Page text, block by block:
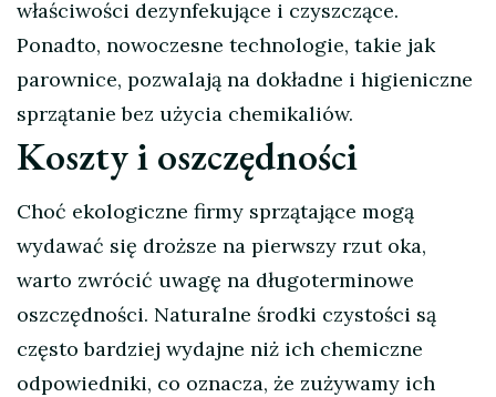
właściwości dezynfekujące i czyszczące.
Ponadto, nowoczesne technologie, takie jak
parownice, pozwalają na dokładne i higieniczne
sprzątanie bez użycia chemikaliów.
Koszty i oszczędności
Choć ekologiczne firmy sprzątające mogą
wydawać się droższe na pierwszy rzut oka,
warto zwrócić uwagę na długoterminowe
oszczędności. Naturalne środki czystości są
często bardziej wydajne niż ich chemiczne
odpowiedniki, co oznacza, że zużywamy ich